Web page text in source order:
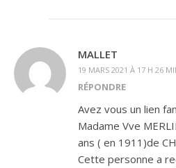
MALLET
19 MARS 2021 À 17 H 26
RÉPONDRE
Avez vous un lien
Madame Vve
ans ( en 1911)de
Cette personne a